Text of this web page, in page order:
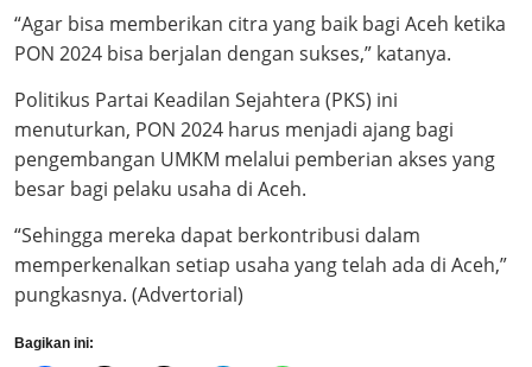
“Agar bisa memberikan citra yang baik bagi Aceh ketika
PON 2024 bisa berjalan dengan sukses,” katanya.
Politikus Partai Keadilan Sejahtera (PKS) ini
menuturkan, PON 2024 harus menjadi ajang bagi
pengembangan UMKM melalui pemberian akses yang
besar bagi pelaku usaha di Aceh.
“Sehingga mereka dapat berkontribusi dalam
memperkenalkan setiap usaha yang telah ada di Aceh,”
pungkasnya. (Advertorial)
Bagikan ini: